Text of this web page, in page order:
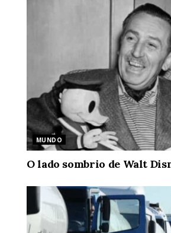
MUNDO
O lado sombrio de Walt